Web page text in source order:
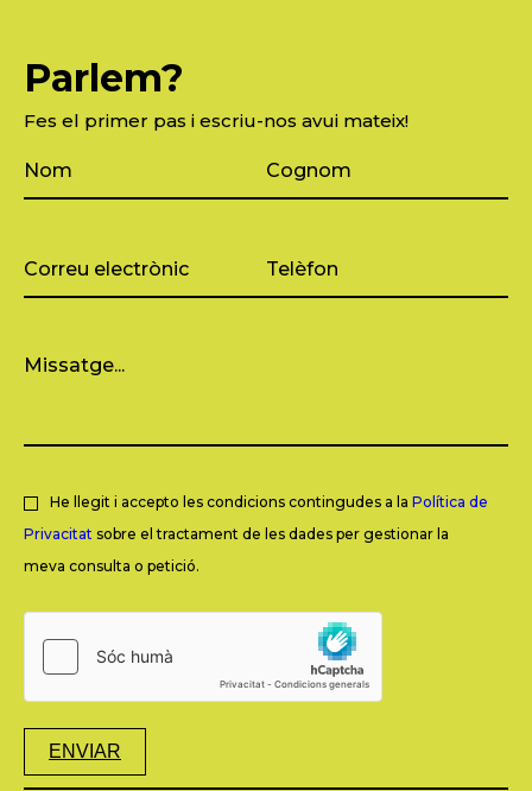
Parlem?
Fes el primer pas i escriu-nos avui mateix!
He llegit i accepto les condicions contingudes a la Política de
Privacitat sobre el tractament de les dades per gestionar la
meva consulta o petició.
ENVIAR